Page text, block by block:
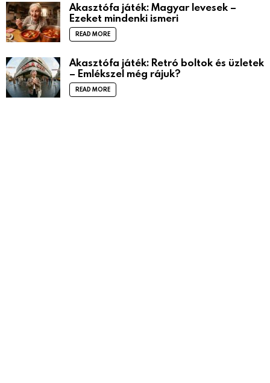
Akasztófa játék: Magyar levesek –
Ezeket mindenki ismeri
READ MORE
Akasztófa játék: Retró boltok és üzletek
– Emlékszel még rájuk?
READ MORE